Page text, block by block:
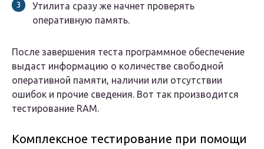
Утилита сразу же начнет проверять
оперативную память.
После завершения теста программное обеспечение
выдаст информацию о количестве свободной
оперативной памяти, наличии или отсутствии
ошибок и прочие сведения. Вот так производится
тестирование RAM.
Комплексное тестирование при помощи